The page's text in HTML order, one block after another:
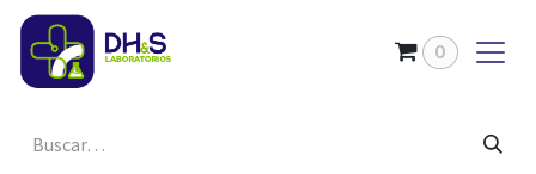
Ir al contenido
0